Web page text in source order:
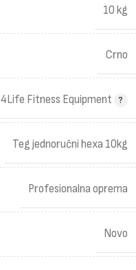
10 kg
Crno
4Life Fitness Equipment
Teg jednoručni hexa 10kg
Profesionalna oprema
Novo